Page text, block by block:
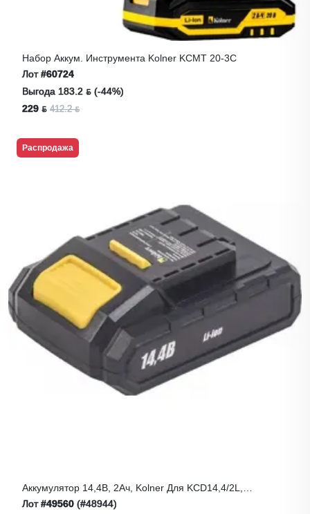
Набор Аккум. Инструмента Kolner KCMT 20-3C
Лот#60724
Выгода 183.2 ƃ (-44%)
229 ƃ 412.2 ƃ
Распродажа
Аккумулятор 14,4В, 2Ач, Kolner Для KCD14,4/2L,
KCD14,4/2LС, Li-Lon
Лот#49560 (#48944)